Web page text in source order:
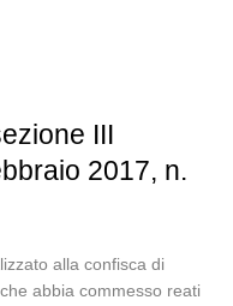
III
2017, n.
alla confisca di
abbia commesso reati